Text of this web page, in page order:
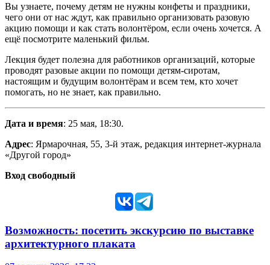
Вы узнаете, почему детям не нужны конфеты и праздники,
чего они от нас ждут, как правильно организовать разовую
акцию помощи и как стать волонтёром, если очень хочется. А
ещё посмотрите маленький фильм.
Лекция будет полезна для работников организаций, которые
проводят разовые акции по помощи детям-сиротам,
настоящим и будущим волонтёрам и всем тем, кто хочет
помогать, но не знает, как правильно.
Дата и время: 25 мая, 18:30.
Адрес: Ярмарочная, 55, 3-й этаж, редакция интернет-журнала
«Другой город»
Вход свободный
Возможность: посетить экскурсию по выставке
архитектурного плаката